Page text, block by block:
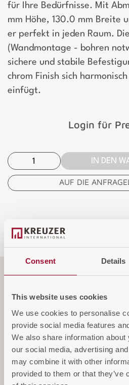
Consent Details
This website uses cookies
We use cookies to personalise
provide social media features
We also share information
our social media, advertising
may combine it with other
provided to them or that they’ve
für Ihre Bedürfnisse. Mit
mm Höhe, 130.0 mm Breite
er perfekt in jeden Raum.
(Wandmontage - bohren
sichere und stabile
chrom Finish sich
einfügt.
Login für
IN DEN
AUF DIE
Spezifikationen
Service & Garantie